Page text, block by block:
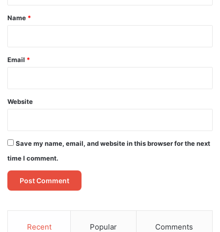
*
Name *
Email *
Website
Save my name, email, and website in this browser for the next
time I comment.
Recent Popular Comments